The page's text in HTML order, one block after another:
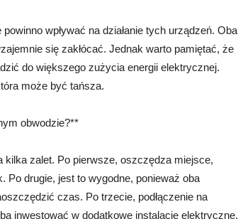
wpływać na działanie tych urządzeń. Oba
się zakłócać. Jednak warto pamiętać, że
do większego zużycia energii elektrycznej.
może być tańsza.
obwodzie?**
kilka zalet. Po pierwsze, oszczędza miejsce,
Po drugie, jest to wygodne, ponieważ oba
czas. Po trzecie, podłączenie na
inwestować w dodatkowe instalacje elektryczne.